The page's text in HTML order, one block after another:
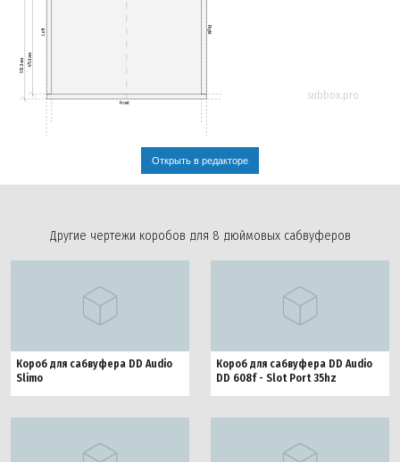
513.3мм 475.3мм
Front
Left Right
subbox.pro
Открыть в редакторе
Другие чертежи коробов для 8 дюймовых сабвуферов
Короб для сабвуфера DD Audio
Slimo
Короб для сабвуфера DD Audio
DD 608f - Slot Port 35hz